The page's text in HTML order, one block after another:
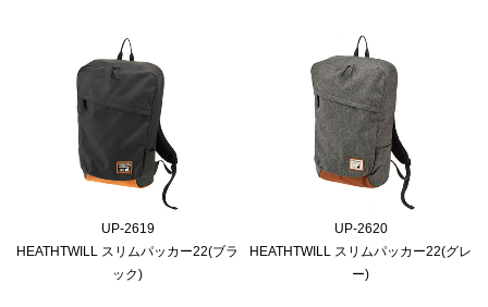
UP-2619
HEATHTWILL スリムパッカー22(ブラ
ック)
UP-2620
HEATHTWILL スリムパッカー22(グレ
ー)